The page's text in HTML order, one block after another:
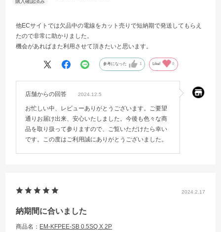
他ECサイトでは欠品中の電線をカット売りで短納期で発送してもらえ
たので非常に助かりました。
機会があればまた利用させて頂きたいと思います。
参考になった 1 Like! 0
店舗からの回答 2024.12.5
お忙しい中、レビューありがとうございます。ご要望
通りお届け出来、安心いたしました。今後も色々な商
品を取り扱って参りますので、ご覧いただけたら幸い
です。この度はご利用誠にありがとうございました。
2024.2.17
納期間に合いました
商品名： EM-KFPEE-SB 0.5SQ X 2P